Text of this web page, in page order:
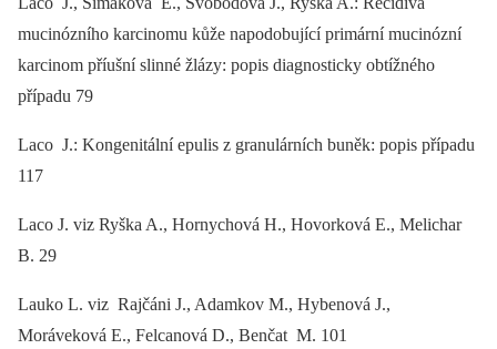
mucinózního karcinomu kůže napodobující primární mucinózní
karcinom příušní slinné žlázy: popis diagnosticky obtížného
případu 79
Laco J.: Kongenitální epulis z granulárních buněk: popis případu
117
Laco J. viz Ryška A., Hornychová H., Hovorková E., Melichar
B. 29
Lauko L. viz Rajčáni J., Adamkov M., Hybenová J.,
Moráveková E., Felcanová D., Benčat M. 101